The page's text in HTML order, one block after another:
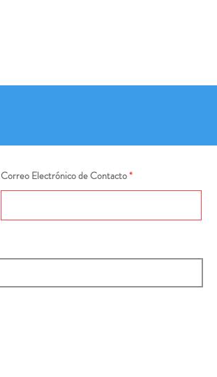
Correo Electrónico de Contacto